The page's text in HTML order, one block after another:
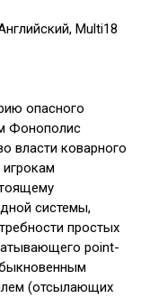
Multi18
опасного
Фонополис
власти коварного
системы,
простых
point-
(отсылающих